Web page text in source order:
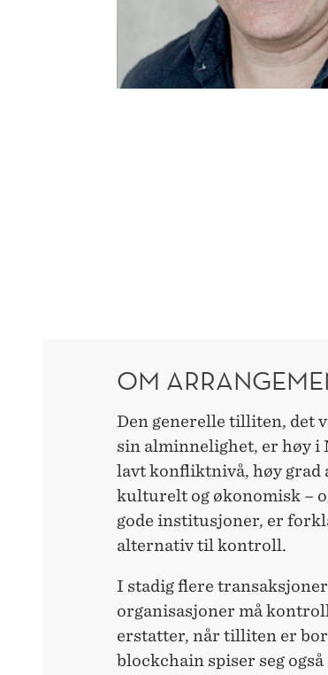
OM
Den generelle tilliten, det
sin alminnelighet, er høy i
lavt konfliktnivå, høy grad
kulturelt og økonomisk –
gode institusjoner, er
alternativ til kontroll.
I stadig flere
organisasjoner må
erstatter, når tilliten er
blockchain spiser seg